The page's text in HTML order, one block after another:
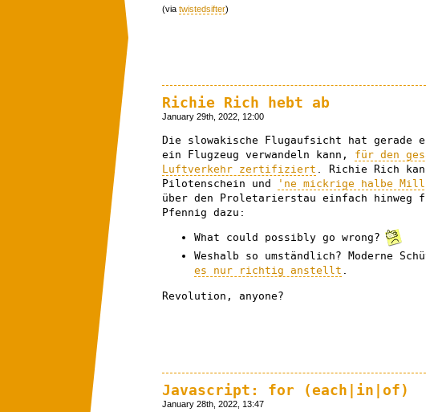
(via twistedsifter)
Richie Rich hebt ab
January 29th, 2022, 12:00
Die slowakische Flugaufsicht hat gerade
ein Flugzeug verwandeln kann, für den
Luftverkehr zertifiziert . Richie Rich
Pilotenschein und
'ne mickrige halbe
über den Proletarierstau einfach hinweg
Pfennig dazu:
What could possibly go wrong?
Weshalb so umständlich? Moderne
es nur richtig anstellt .
Revolution, anyone?
Javascript: for (each|in|of)
January 28th, 2022, 13:47